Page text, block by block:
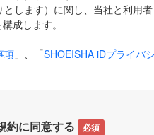
します）に関し、当社と利用
成します。
項 」、「SHOEISHA iDプライバ
。
約に同意する 必須